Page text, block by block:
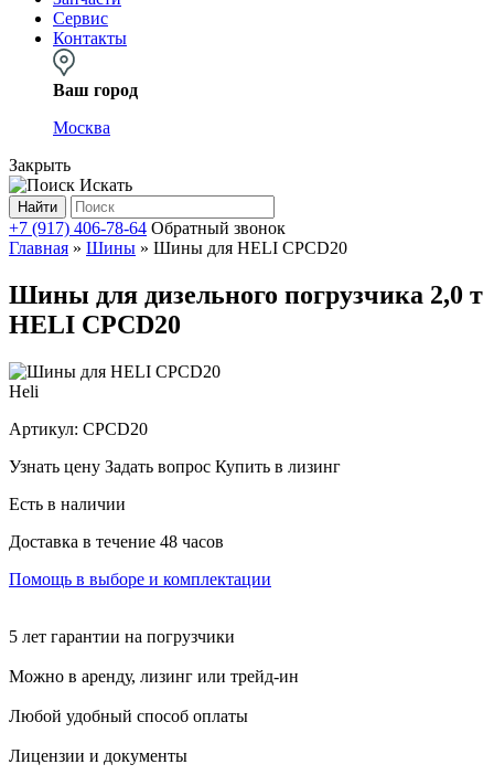
Сервис
Контакты
Ваш город
Москва
Закрыть
Искать
Найти
+7 (917) 406-78-64 Обратный звонок
Главная » Шины » Шины для HELI CPCD20
Шины для дизельного погрузчика 2,0 т
HELI CPCD20
Heli
Артикул: CPCD20
Узнать цену Задать вопрос Купить в лизинг
Есть в наличии
Доставка в течение 48 часов
Помощь в выборе и комплектации
5 лет гарантии на погрузчики
Можно в аренду, лизинг или трейд-ин
Любой удобный способ оплаты
Лицензии и документы